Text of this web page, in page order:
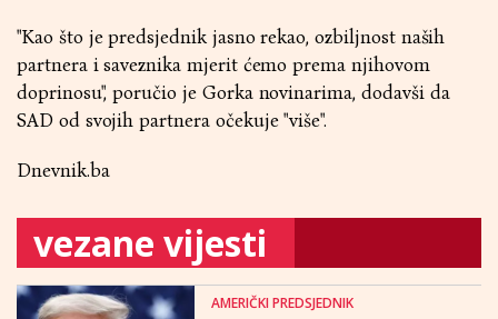
"Kao što je predsjednik jasno rekao, ozbiljnost naših
partnera i saveznika mjerit ćemo prema njihovom
doprinosu", poručio je Gorka novinarima, dodavši da
SAD od svojih partnera očekuje "više".
Dnevnik.ba
vezane vijesti
AMERIČKI PREDSJEDNIK